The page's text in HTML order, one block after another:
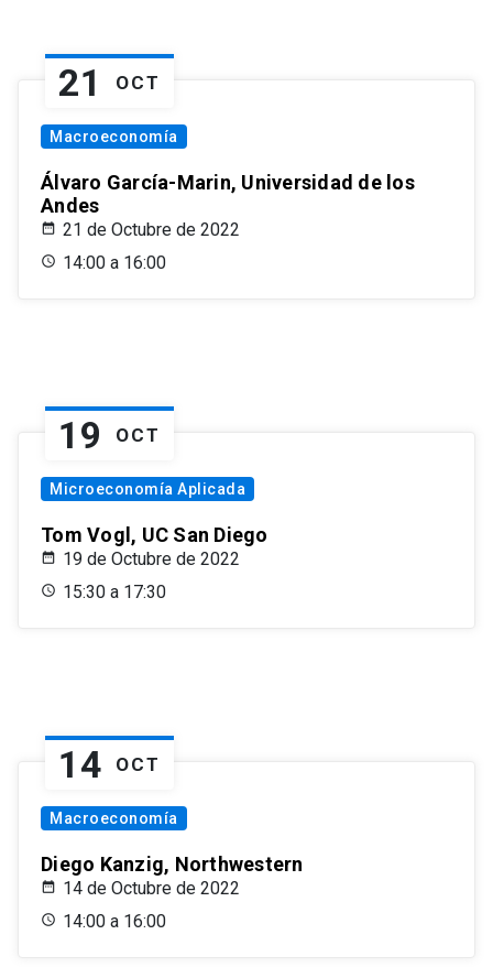
21 OCT
Macroeconomía
Álvaro García-Marin, Universidad de los
Andes
21 de Octubre de 2022
14:00 a 16:00
19 OCT
Microeconomía Aplicada
Tom Vogl, UC San Diego
19 de Octubre de 2022
15:30 a 17:30
14 OCT
Macroeconomía
Diego Kanzig, Northwestern
14 de Octubre de 2022
14:00 a 16:00